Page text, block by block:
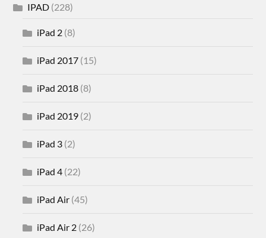
IPAD (228)
iPad 2 (8)
iPad 2017 (15)
iPad 2018 (8)
iPad 2019 (2)
iPad 3 (2)
iPad 4 (22)
iPad Air (45)
iPad Air 2 (26)